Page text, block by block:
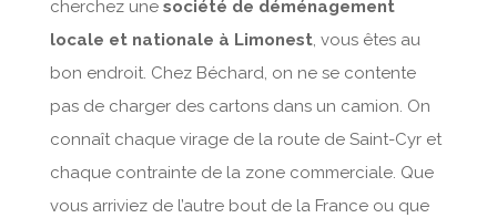
cherchez une société de déménagement
locale et nationale à Limonest, vous êtes au
bon endroit. Chez Béchard, on ne se contente
pas de charger des cartons dans un camion. On
connaît chaque virage de la route de Saint-Cyr et
chaque contrainte de la zone commerciale. Que
vous arriviez de l’autre bout de la France ou que